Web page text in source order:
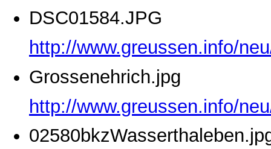
DSC01584.JPG
http://www.greussen.info/
Grossenehrich.jpg
http://www.greussen.info/